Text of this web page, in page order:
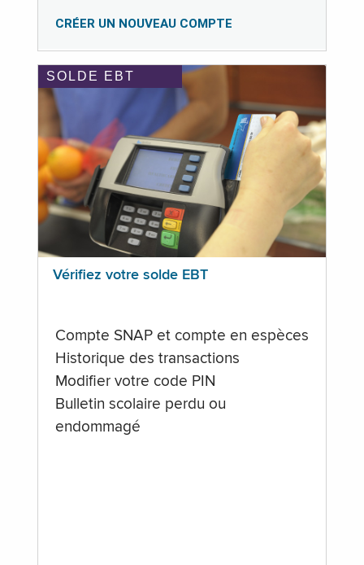
CRÉER UN NOUVEAU COMPTE
SOLDE EBT
Vérifiez votre solde EBT
Compte SNAP et compte en espèces
Historique des transactions
Modifier votre code PIN
Bulletin scolaire perdu ou
endommagé